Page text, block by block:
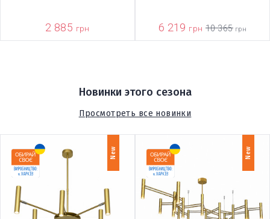
2 885 грн 6 219 грн 10 365 грн
Новинки этого сезона
Просмотреть все новинки
New New